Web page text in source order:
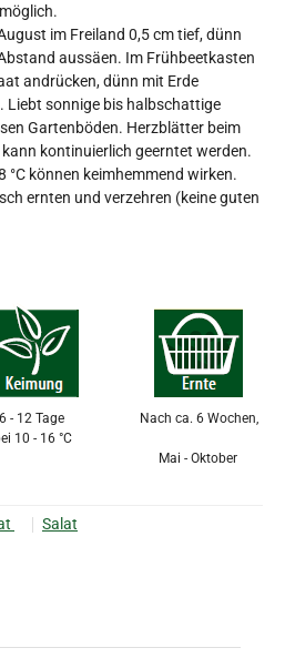
im Freiland 0,5 cm tief, dünn
aussäen. Im Frühbeetkasten
andrücken, dünn mit Erde
Liebt sonnige bis halbschattige
Gartenböden. Herzblätter beim
kontinuierlich geerntet werden.
°C können keimhemmend wirken.
ernten und verzehren (keine guten
6 - 12 Tage
10 - 16 °C
Nach ca. 6 Wochen,
Mai - Oktober
Salat